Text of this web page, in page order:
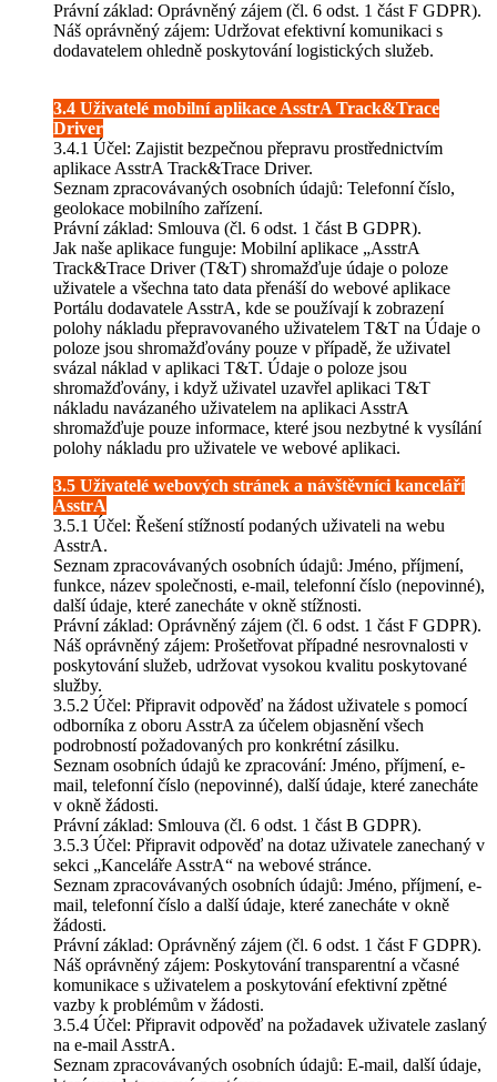
Právní základ: Oprávněný zájem (čl. 6 odst. 1 část F GDPR).
Náš oprávněný zájem: Udržovat efektivní komunikaci s
dodavatelem ohledně poskytování logistických služeb.
3.4 Uživatelé mobilní aplikace AsstrA Track&Trace
Driver
3.4.1 Účel: Zajistit bezpečnou přepravu prostřednictvím
aplikace AsstrA Track&Trace Driver.
Seznam zpracovávaných osobních údajů: Telefonní číslo,
geolokace mobilního zařízení.
Právní základ: Smlouva (čl. 6 odst. 1 část B GDPR).
Jak naše aplikace funguje: Mobilní aplikace „AsstrA
Track&Trace Driver (T&T) shromažďuje údaje o poloze
uživatele a všechna tato data přenáší do webové aplikace
Portálu dodavatele AsstrA, kde se používají k zobrazení
polohy nákladu přepravovaného uživatelem T&T na Údaje o
poloze jsou shromažďovány pouze v případě, že uživatel
svázal náklad v aplikaci T&T. Údaje o poloze jsou
shromažďovány, i když uživatel uzavřel aplikaci T&T
nákladu navázaného uživatelem na aplikaci AsstrA
shromažďuje pouze informace, které jsou nezbytné k vysílání
polohy nákladu pro uživatele ve webové aplikaci.
3.5 Uživatelé webových stránek a návštěvníci kanceláří
AsstrA
3.5.1 Účel: Řešení stížností podaných uživateli na webu
AsstrA.
Seznam zpracovávaných osobních údajů: Jméno, příjmení,
funkce, název společnosti, e-mail, telefonní číslo (nepovinné),
další údaje, které zanecháte v okně stížnosti.
Právní základ: Oprávněný zájem (čl. 6 odst. 1 část F GDPR).
Náš oprávněný zájem: Prošetřovat případné nesrovnalosti v
poskytování služeb, udržovat vysokou kvalitu poskytované
služby.
3.5.2 Účel: Připravit odpověď na žádost uživatele s pomocí
odborníka z oboru AsstrA za účelem objasnění všech
podrobností požadovaných pro konkrétní zásilku.
Seznam osobních údajů ke zpracování: Jméno, příjmení, e-
mail, telefonní číslo (nepovinné), další údaje, které zanecháte
v okně žádosti.
Právní základ: Smlouva (čl. 6 odst. 1 část B GDPR).
3.5.3 Účel: Připravit odpověď na dotaz uživatele zanechaný v
sekci „Kanceláře AsstrA“ na webové stránce.
Seznam zpracovávaných osobních údajů: Jméno, příjmení, e-
mail, telefonní číslo a další údaje, které zanecháte v okně
žádosti.
Právní základ: Oprávněný zájem (čl. 6 odst. 1 část F GDPR).
Náš oprávněný zájem: Poskytování transparentní a včasné
komunikace s uživatelem a poskytování efektivní zpětné
vazby k problémům v žádosti.
3.5.4 Účel: Připravit odpověď na požadavek uživatele zaslaný
na e-mail AsstrA.
Seznam zpracovávaných osobních údajů: E-mail, další údaje,